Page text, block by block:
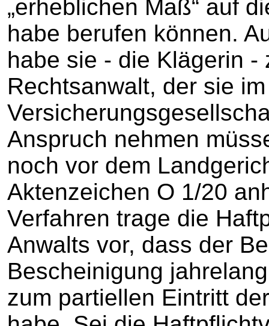
„erheblichen Maß“ auf
habe berufen können.
habe sie - die Klägerin -
Rechtsanwalt, der sie
Anspruch nehmen
noch vor dem
Aktenzeichen O 1/20
Verfahren trage die
Anwalts vor, dass der
Bescheinigung
zum partiellen Eintritt